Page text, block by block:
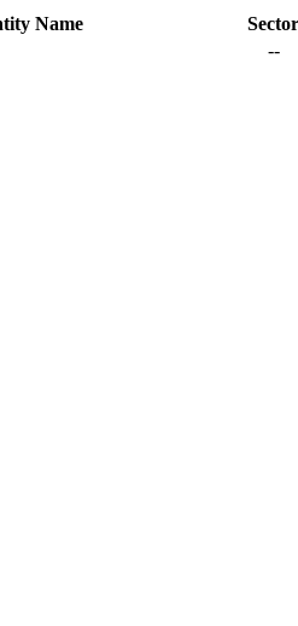
Name
Sector
--